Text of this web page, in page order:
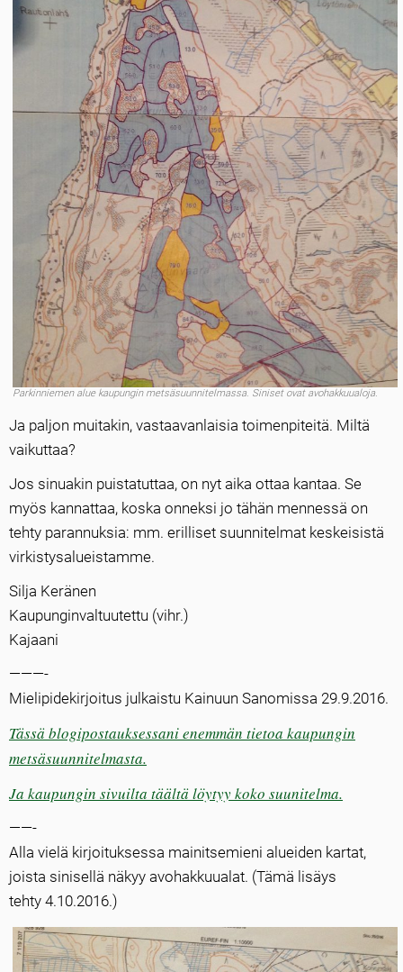
Parkinniemen alue kaupungin metsäsuunnitelmassa. Siniset ovat avohakkuualoja.
Ja paljon muitakin, vastaavanlaisia toimenpiteitä. Miltä
vaikuttaa?
Jos sinuakin puistatuttaa, on nyt aika ottaa kantaa. Se
myös kannattaa, koska onneksi jo tähän mennessä on
tehty parannuksia: mm. erilliset suunnitelmat keskeisistä
virkistysalueistamme.
Silja Keränen
Kaupunginvaltuutettu (vihr.)
Kajaani
———-
Mielipidekirjoitus julkaistu Kainuun Sanomissa 29.9.2016.
Tässä blogipostauksessani enemmän tietoa kaupungin
metsäsuunnitelmasta.
Ja kaupungin sivuilta täältä löytyy koko suunitelma.
——-
Alla vielä kirjoituksessa mainitsemieni alueiden kartat,
joista sinisellä näkyy avohakkuualat. (Tämä lisäys
tehty 4.10.2016.)